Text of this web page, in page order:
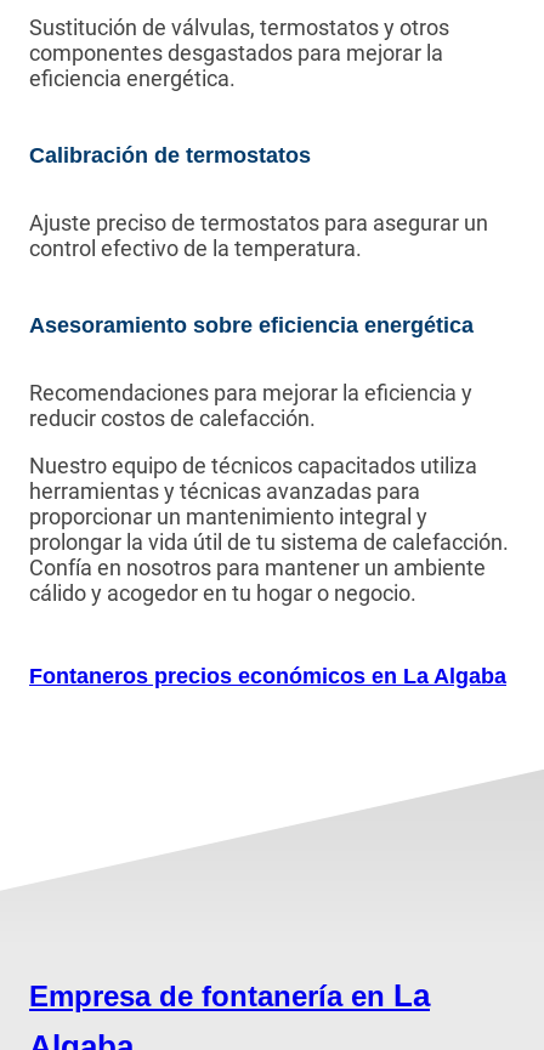
Sustitución de válvulas, termostatos y otros
componentes desgastados para mejorar la
eficiencia energética.
Calibración de termostatos
Ajuste preciso de termostatos para asegurar un
control efectivo de la temperatura.
Asesoramiento sobre eficiencia energética
Recomendaciones para mejorar la eficiencia y
reducir costos de calefacción.
Nuestro equipo de técnicos capacitados utiliza
herramientas y técnicas avanzadas para
proporcionar un mantenimiento integral y
prolongar la vida útil de tu sistema de calefacción.
Confía en nosotros para mantener un ambiente
cálido y acogedor en tu hogar o negocio.
Fontaneros precios económicos en La Algaba
Empresa de fontanería en La